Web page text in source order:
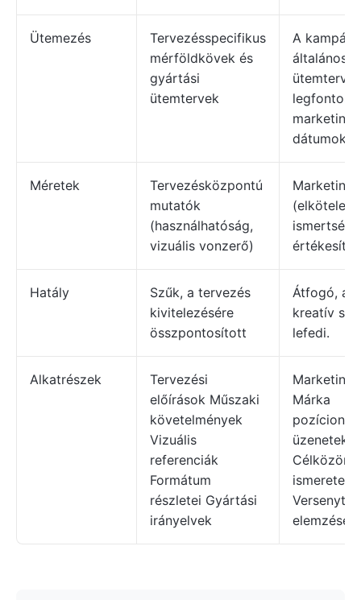
Ütemezés
Tervezésspecifikus
mérföldkövek és
gyártási
ütemtervek
A kampány
általános
ütemterve
dátumok
Méretek
Tervezésközpontú
mutatók
(használhatóság,
vizuális vonzerő)
ismertség,
Hatály
Szűk, a tervezés
kivitelezésére
összpontosított
Átfogó, a
kreatív
lefedi.
Alkatrészek
Tervezési
előírások Műszaki
követelmények
Vizuális
referenciák
Formátum
részletei Gyártási
irányelvek
Márka
üzenetek
ismerete
elemzése